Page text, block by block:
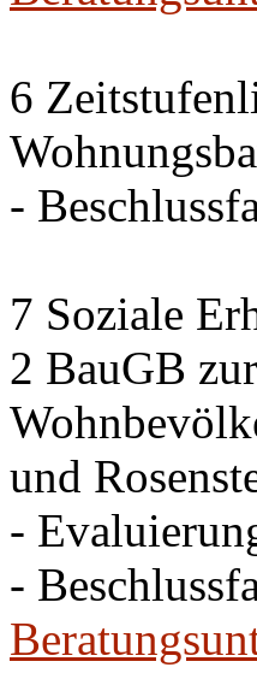
6
-
7 Soziale
2 BauGB
und
-
-